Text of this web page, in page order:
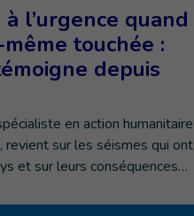
l’urgence quand
touchée :
depuis
en action humanitaire
revient sur les séismes qui ont
et sur leurs conséquences…